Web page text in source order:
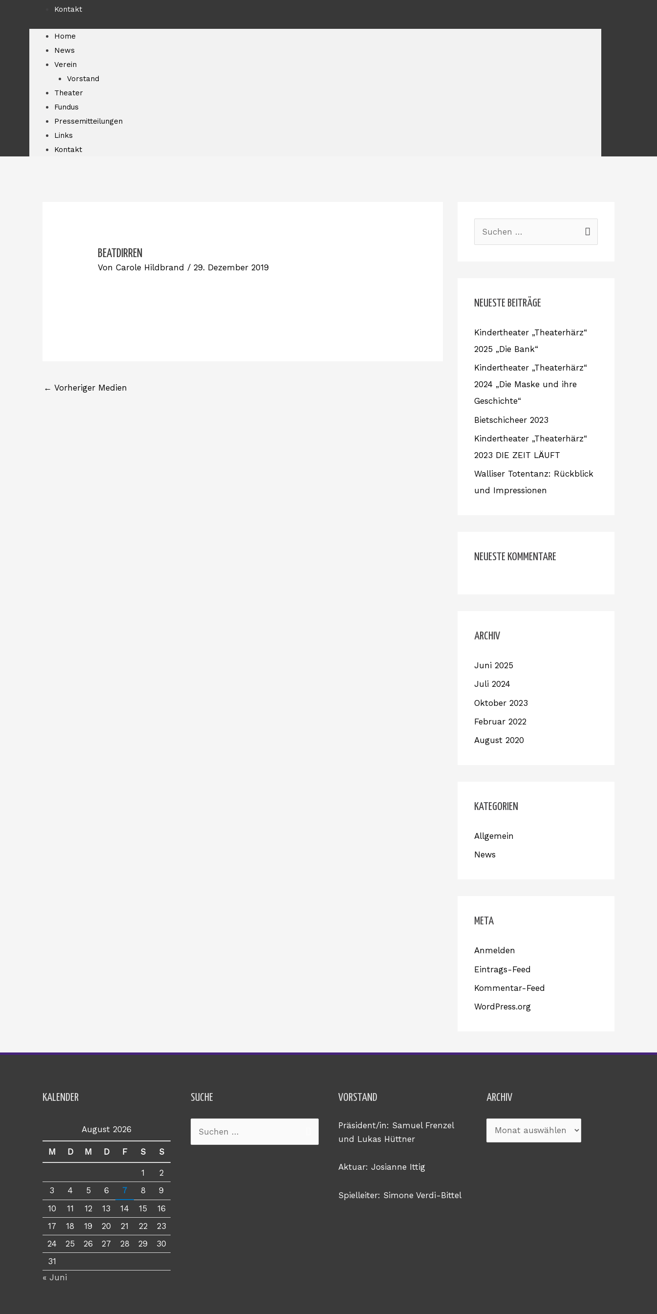
Kontakt
Home
News
Verein
Vorstand
Theater
Fundus
Pressemitteilungen
Links
Kontakt
BEATDIRREN
VonCarole Hildbrand /29. Dezember 2019
← Vorheriger Medien
e
n
a
c
h
:
NEUESTE BEITRÄGE
Kindertheater „Theaterhärz“
2025 „Die Bank“
Kindertheater „Theaterhärz“
2024 „Die Maske und ihre
Geschichte“
Bietschicheer 2023
Kindertheater „Theaterhärz“
2023 DIE ZEIT LÄUFT
Walliser Totentanz: Rückblick
und Impressionen
NEUESTE KOMMENTARE
ARCHIV
Juni 2025
Juli 2024
Oktober 2023
Februar 2022
August 2020
KATEGORIEN
Allgemein
News
META
Anmelden
Eintrags-Feed
Kommentar-Feed
WordPress.org
KALENDER
August 2026
M D M D F S S
1
2
3
4 5 6 7 8
9
10
11 12 13 14 15
16
17
18 19 20 21 22
23
24
25 26 27 28 29
30
31
« Juni
SUCHE
Suchen
nach:
VORSTAND
Präsident/in: Samuel Frenzel
und Lukas Hüttner
Aktuar: Josianne Ittig
Spielleiter: Simone Verdi-Bittel
ARCHIV
Archiv